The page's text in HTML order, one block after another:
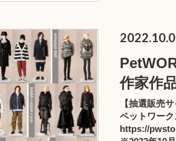
作家作
【抽選販売サ
ペットワー
https://